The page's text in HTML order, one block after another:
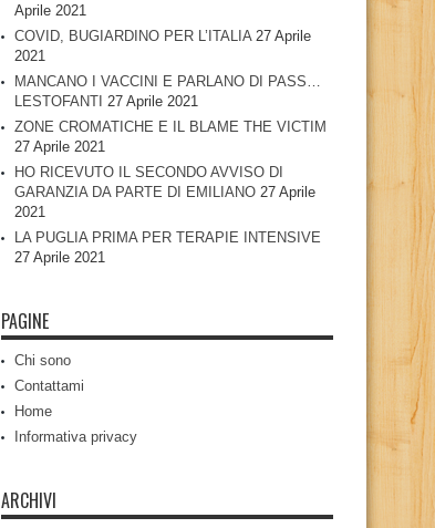
Aprile 2021
COVID, BUGIARDINO PER L’ITALIA 27 Aprile
2021
MANCANO I VACCINI E PARLANO DI PASS…
LESTOFANTI 27 Aprile 2021
ZONE CROMATICHE E IL BLAME THE VICTIM
27 Aprile 2021
HO RICEVUTO IL SECONDO AVVISO DI
GARANZIA DA PARTE DI EMILIANO 27 Aprile
2021
LA PUGLIA PRIMA PER TERAPIE INTENSIVE
27 Aprile 2021
PAGINE
Chi sono
Contattami
Home
Informativa privacy
ARCHIVI